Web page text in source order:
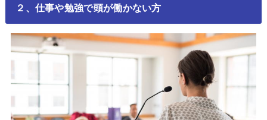
２、仕事や勉強で頭が働かない方